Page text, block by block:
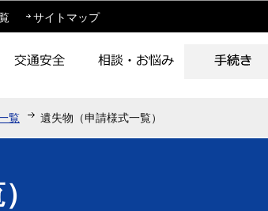
このページの本文へ移動
サイトマップ
覧 遺失物（申請様式一覧）